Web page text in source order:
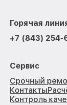
Горячая
+7 (843) 254-
Сервис
Срочный
Контакты
Контроль